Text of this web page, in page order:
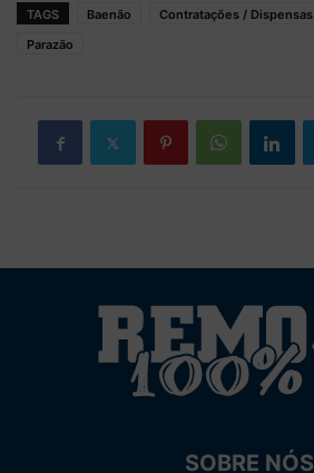
TAGS Baenão Contratações / Dispensas
Parazão
SOBRE NÓS